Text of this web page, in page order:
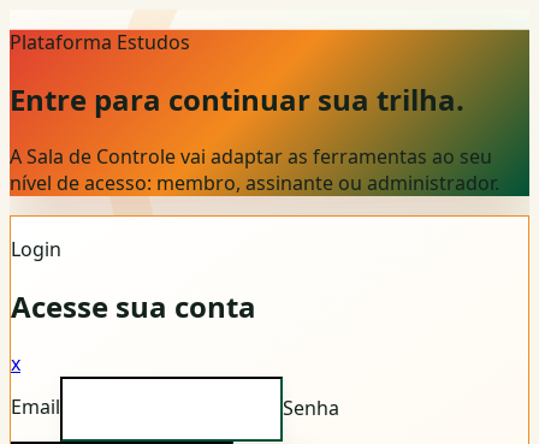
Plataforma Estudos
Entre para continuar sua trilha.
A Sala de Controle vai adaptar as ferramentas ao seu
nível de acesso: membro, assinante ou administrador.
Login
Acesse sua conta
x
Email
Senha